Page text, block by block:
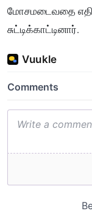
மோசமடைவதை
சுட்டிக்காட்டினார்.